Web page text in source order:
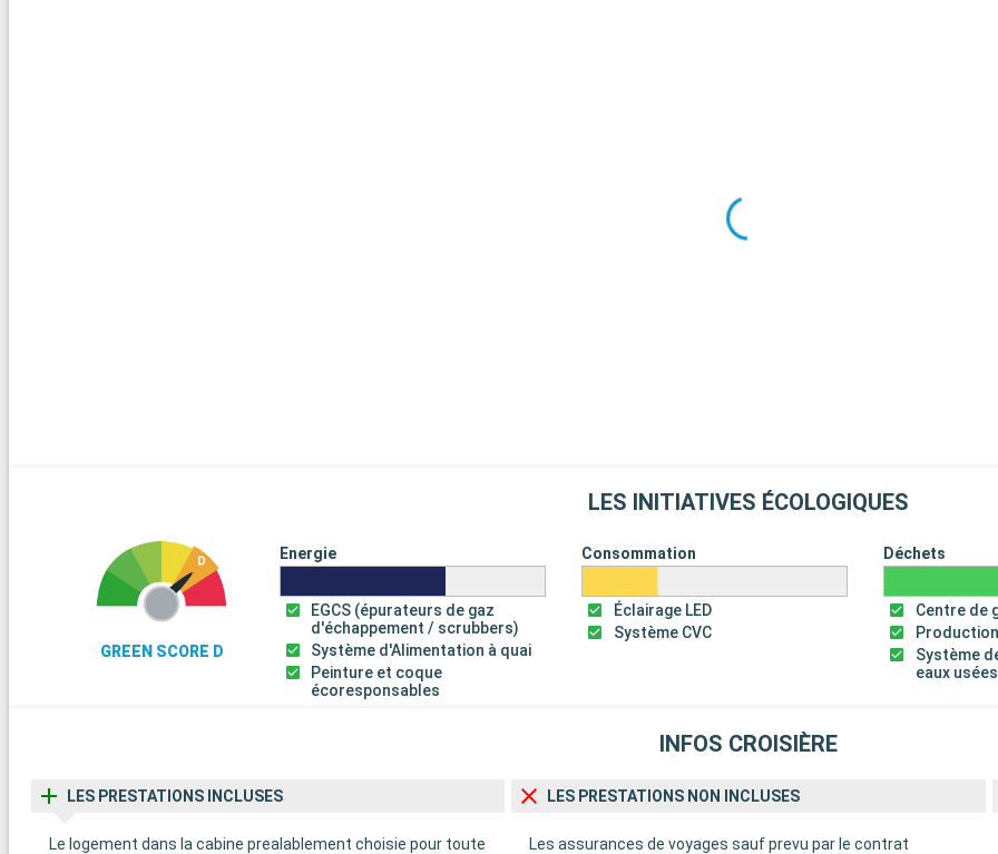
LES INITIATIVES ÉCOLOGIQUES
GREEN SCORE D
Energie
EGCS (épurateurs de gaz
d'échappement / scrubbers)
Système d'Alimentation à quai
Peinture et coque
écoresponsables
Consommation
Éclairage LED
Système CVC
Déchets
Centre de
Système
eaux usées
INFOS CROISIÈRE
LES PRESTATIONS INCLUSES
Le logement dans la cabine prealablement choisie pour toute
LES PRESTATIONS NON INCLUSES
Les assurances de voyages sauf prevu par le contrat